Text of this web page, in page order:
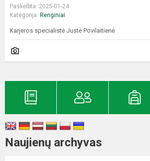
Paskelbta: 2025-01-24
Kategorija: Renginiai
Karjeros specialistė Justė Povilaitienė
Naujienų archyvas